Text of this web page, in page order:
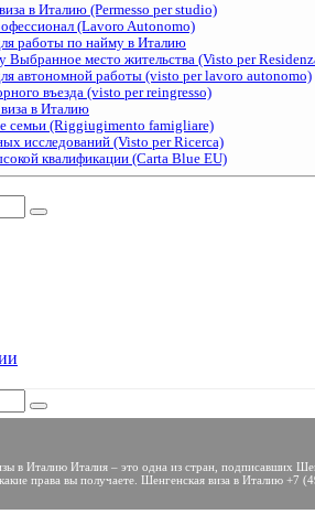
в Италию (Permesso per studio)
(Lavoro Autonomo)
работы по найму в Италию
Выбранное место жительства (Visto per
автономной работы (visto per lavoro autonomo)
въезда (visto per reingresso)
в Италию
семьи (Riggiugimento famigliare)
исследований (Visto per Ricerca)
квалификации (Carta Blue EU)
в Италию Италия – это одна из стран, подписавших
какие права вы получаете. Шенгенская виза в Италию